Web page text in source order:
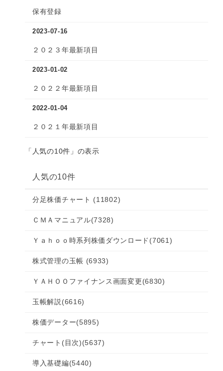
保有登録
2023-07-16
２０２３年最新項目
2023-01-02
２０２２年最新項目
2022-01-04
２０２１年最新項目
「人気の10件」の表示
人気の10件
分足株価チャート (11802)
ＣＭＡマニュアル(7328)
Ｙａｈｏｏ時系列株価ダウンロード (7061)
株式管理の玉帳 (6933)
ＹＡＨＯＯファイナンス画面変更(6830)
玉帳解説 (6616)
株価データー(5895)
チャート(目次)(5637)
導入基礎編(5440)